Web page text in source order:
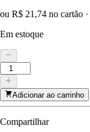
ou R$ 21,74 no cartão ·
Em estoque
Adicionar ao carrinho
Compartilhar